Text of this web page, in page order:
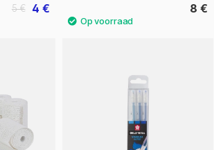
4 €
5 € 8 €